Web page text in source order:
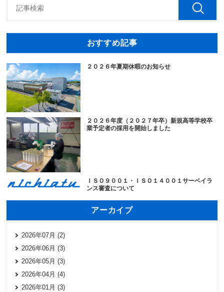
おすすめ記事
２０２６年夏期休暇のお知らせ
２０２６年度（２０２７年卒）新規高等学校卒
業予定者の採用を開始しました
ＩＳＯ９００１・ＩＳＯ１４００１サーベイラ
ンス審査について
アーカイブ
2026年07月 (2)
2026年06月 (3)
2026年05月 (3)
2026年04月 (4)
2026年01月 (3)